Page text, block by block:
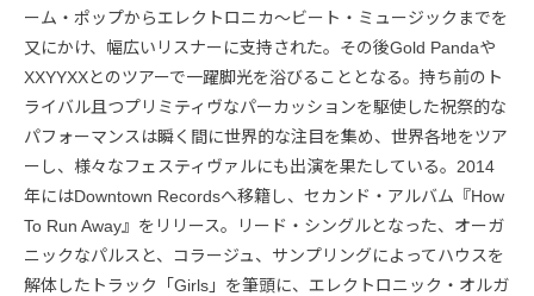
ーム・ポップからエレクトロニカ〜ビート・ミュージックまでを
又にかけ、幅広いリスナーに支持された。その後Gold Pandaや
XXYYXXとのツアーで一躍脚光を浴びることとなる。持ち前のト
ライバル且つプリミティヴなパーカッションを駆使した祝祭的な
パフォーマンスは瞬く間に世界的な注目を集め、世界各地をツア
ーし、様々なフェスティヴァルにも出演を果たしている。2014
年にはDowntown Recordsへ移籍し、セカンド・アルバム『How
To Run Away』をリリース。リード・シングルとなった、オーガ
ニックなパルスと、コラージュ、サンプリングによってハウスを
解体したトラック「Girls」を筆頭に、エレクトロニック・オルガ